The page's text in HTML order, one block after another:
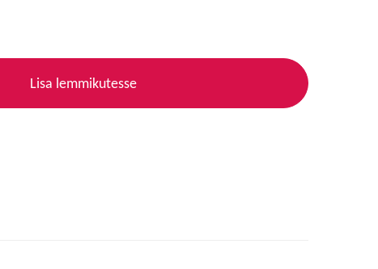
Lisa lemmikutesse